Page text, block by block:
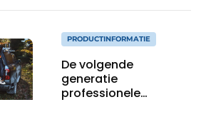
PRODUCTINFORMATIE
De volgende
generatie
professionele